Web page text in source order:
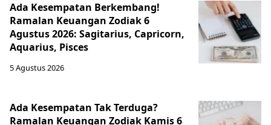
Ada Kesempatan Berkembang!
Ramalan Keuangan Zodiak 6
Agustus 2026: Sagitarius, Capricorn,
Aquarius, Pisces
5 Agustus 2026
Ada Kesempatan Tak Terduga?
Ramalan Keuangan Zodiak Kamis 6